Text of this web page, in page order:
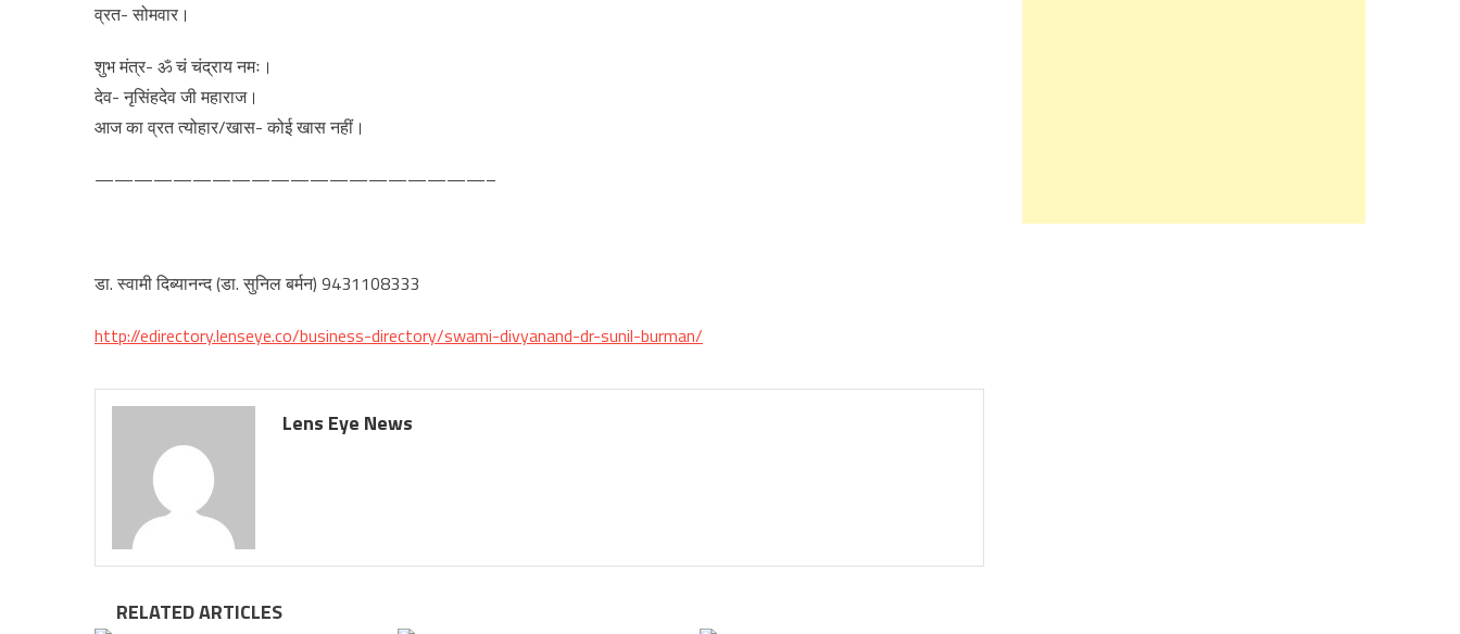
व्रत- सोमवार।
शुभ मंत्र- ॐ चं चंद्राय नमः।
देव- नृसिंहदेव जी महाराज।
आज का व्रत त्योहार/खास- कोई खास नहीं।
————————————————————–
डा. स्वामी दिब्यानन्द (डा. सुनिल बर्मन) 9431108333
http://edirectory.lenseye.co/business-directory/swami-divyanand-dr-sunil-burman/
Lens Eye News
RELATED ARTICLES